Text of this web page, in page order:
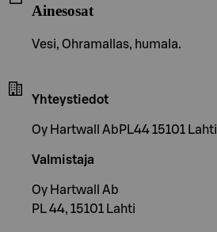
Ainesosat
Vesi, Ohramallas, humala.
Yhteystiedot
Oy Hartwall AbPL44 15101 Lahti
Valmistaja
Oy Hartwall Ab
PL 44, 15101 Lahti